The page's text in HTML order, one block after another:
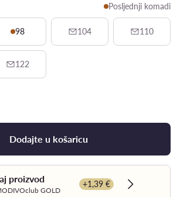
Posljednji komadi
98 104 110
122
Dodajte u košaricu
proizvod
GOLD
+1,39 €
Dowiedz